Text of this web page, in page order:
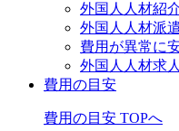
外国人人材紹
外国人人材派
費用が異常に
外国人人材求人
費用の目安
費用の目安 TOPへ